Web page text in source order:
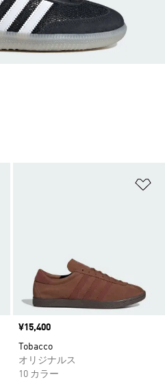
価格
¥15,400
Tobacco
オリジナルス
10 カラー